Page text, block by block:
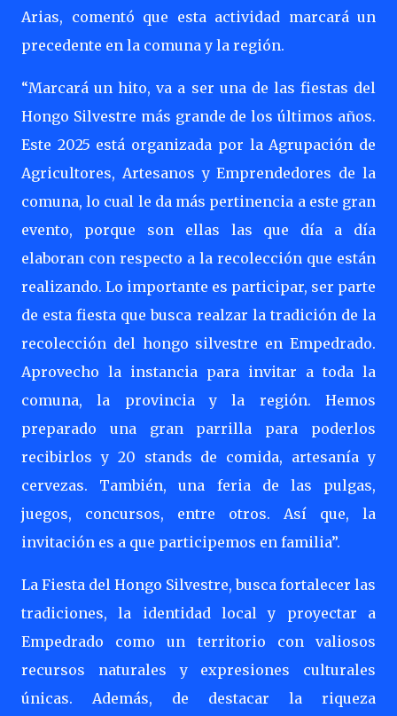
Arias, comentó que esta actividad marcará un
precedente en la comuna y la región.
“Marcará un hito, va a ser una de las fiestas del
Hongo Silvestre más grande de los últimos años.
Este 2025 está organizada por la Agrupación de
Agricultores, Artesanos y Emprendedores de la
comuna, lo cual le da más pertinencia a este gran
evento, porque son ellas las que día a día
elaboran con respecto a la recolección que están
realizando. Lo importante es participar, ser parte
de esta fiesta que busca realzar la tradición de la
recolección del hongo silvestre en Empedrado.
Aprovecho la instancia para invitar a toda la
comuna, la provincia y la región. Hemos
preparado una gran parrilla para poderlos
recibirlos y 20 stands de comida, artesanía y
cervezas. También, una feria de las pulgas,
juegos, concursos, entre otros. Así que, la
invitación es a que participemos en familia”.
La Fiesta del Hongo Silvestre, busca fortalecer las
tradiciones, la identidad local y proyectar a
Empedrado como un territorio con valiosos
recursos naturales y expresiones culturales
únicas. Además, de destacar la riqueza